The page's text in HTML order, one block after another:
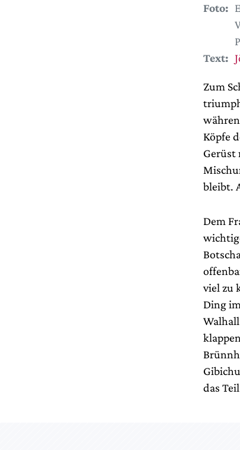
Foto:
Text:
Zum
Köpfe
Gerüst
bleibt.
Dem
viel zu
Ding
das